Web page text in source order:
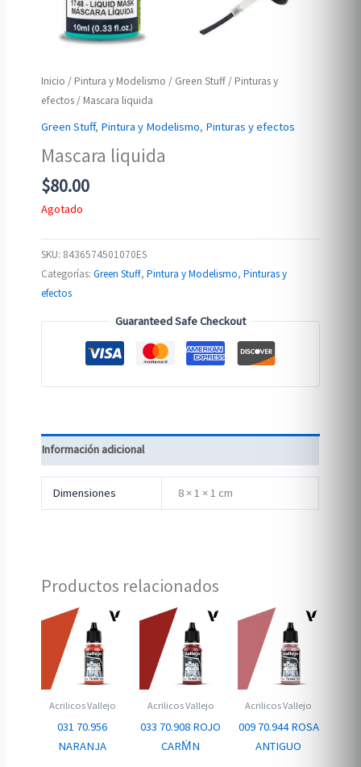
Inicio / Pintura y Modelismo / Green Stuff / Pinturas y
efectos / Mascara liquida
Green Stuff, Pintura y Modelismo, Pinturas y efectos
Mascara liquida
$80.00
Agotado
SKU: 8436574501070ES
Categorías:Green Stuff,Pintura y Modelismo,Pinturas y
efectos
Guaranteed Safe Checkout
Información adicional
Dimensiones 8 × 1 × 1 cm
Productos relacionados
Acrilicos Vallejo
031 70.956
NARANJA
Acrilicos Vallejo
033 70.908 ROJO
CARM̍N
Acrilicos Vallejo
009 70.944 ROSA
ANTIGUO